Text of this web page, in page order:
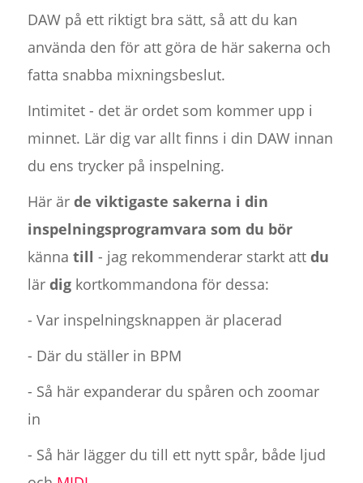
DAW på ett riktigt bra sätt, så att du kan
använda den för att göra de här sakerna och
fatta snabba mixningsbeslut.
Intimitet - det är ordet som kommer upp i
minnet. Lär dig var allt finns i din DAW innan
du ens trycker på inspelning.
Här är de viktigaste sakerna i din
inspelningsprogramvara som du bör
känna till - jag rekommenderar starkt att du
lär digkortkommandona för dessa:
- Var inspelningsknappen är placerad
- Där du ställer in BPM
- Så här expanderar du spåren och zoomar
in
- Så här lägger du till ett nytt spår, både ljud